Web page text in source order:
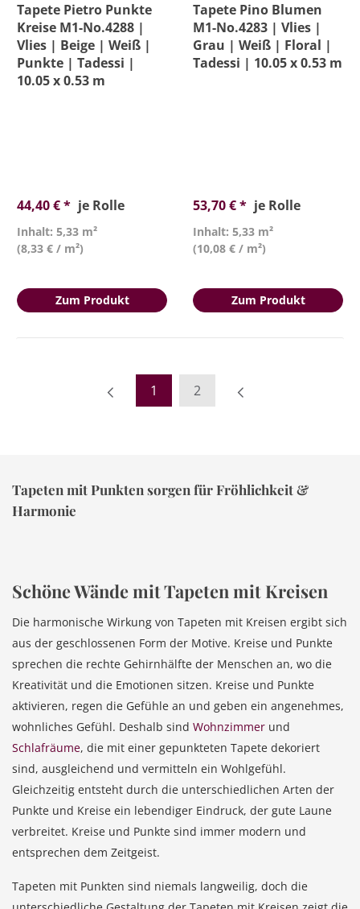
Tapete Pietro Punkte
Kreise M1-No.4288 |
Vlies | Beige | Weiß |
Punkte | Tadessi |
10.05 x 0.53 m
44,40 € * je Rolle
Inhalt: 5,33 m²
(8,33 € / m²)
Zum Produkt
Tapete Pino Blumen
M1-No.4283 | Vlies |
Grau | Weiß | Floral |
Tadessi | 10.05 x 0.53 m
53,70 € * je Rolle
Inhalt: 5,33 m²
(10,08 € / m²)
Zum Produkt
1 2
Tapeten mit Punkten sorgen für Fröhlichkeit &
Harmonie
Schöne Wände mit Tapeten mit Kreisen
Die harmonische Wirkung von Tapeten mit Kreisen ergibt sich
aus der geschlossenen Form der Motive. Kreise und Punkte
sprechen die rechte Gehirnhälfte der Menschen an, wo die
Kreativität und die Emotionen sitzen. Kreise und Punkte
aktivieren, regen die Gefühle an und geben ein angenehmes,
wohnliches Gefühl. Deshalb sind Wohnzimmer und
Schlafräume, die mit einer gepunkteten Tapete dekoriert
sind, ausgleichend und vermitteln ein Wohlgefühl.
Gleichzeitig entsteht durch die unterschiedlichen Arten der
Punkte und Kreise ein lebendiger Eindruck, der gute Laune
verbreitet. Kreise und Punkte sind immer modern und
entsprechen dem Zeitgeist.
Tapeten mit Punkten sind niemals langweilig, doch die